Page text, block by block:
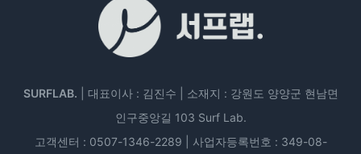
SURFLAB. | 대표이사 : 김진수 | 소재지 : 강원도 양양군 현남면
인구중앙길 103 Surf Lab.
고객센터 : 0507-1346-2289 | 사업자등록번호 : 349-08-